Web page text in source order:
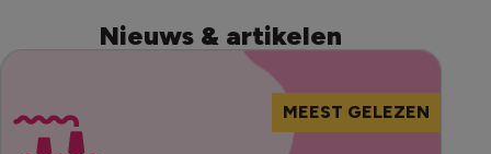
Nieuws & artikelen
MEEST GELEZEN